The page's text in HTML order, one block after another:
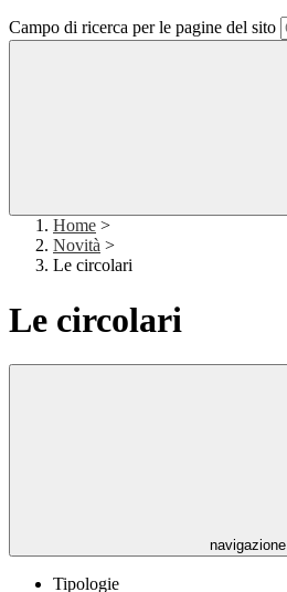
Campo di ricerca per le pagine del sito
Home >
Novità >
Le circolari
Le circolari
navigazione
Tipologie